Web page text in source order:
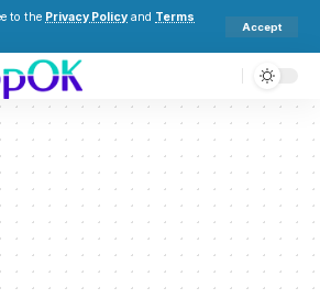
to the Privacy Policy and Terms
Accept